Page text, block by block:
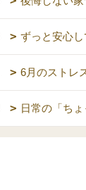
ずっと安心
6月のストレ
日常の「ち